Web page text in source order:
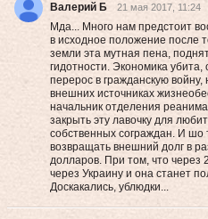
Валерий Б 21 мая 2017, 11:24
Мда... Много нам предстоит
в исходное положение после
земли эта мутная пена,
гидотности. Экономика
перерос в гражданскую войну,
внешних источниках
начальник отделения
закрыть эту лавочку для
собственных сограждан. И шо
возвращать внешний долг в
долларов. При том, что через
через Украину и она станет
Доскакались, ублюдки...